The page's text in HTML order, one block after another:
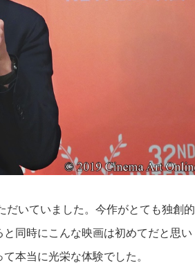
だいていました。今作がとても独創的
同時にこんな映画は初めてだと思い
本当に光栄な体験でした。